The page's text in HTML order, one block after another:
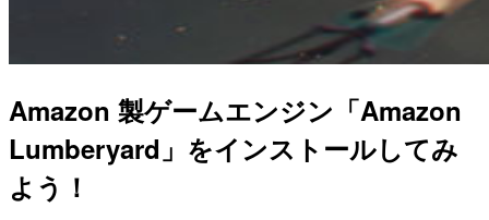
Amazon 製ゲームエンジン「Amazon
Lumberyard」をインストールしてみ
よう！